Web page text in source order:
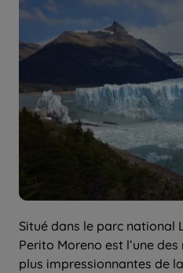
Situé dans le parc national
Perito Moreno est l’une
plus impressionnantes de